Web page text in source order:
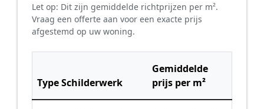
Let op: Dit zijn gemiddelde richtprijzen per m².
Vraag een offerte aan voor een exacte prijs
afgestemd op uw woning.
Type Schilderwerk
Gemiddelde
prijs per m²